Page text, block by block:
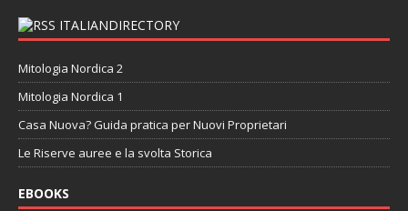
ITALIANDIRECTORY
Mitologia Nordica 2
Mitologia Nordica 1
Casa Nuova? Guida pratica per Nuovi Proprietari
Le Riserve auree e la svolta Storica
EBOOKS